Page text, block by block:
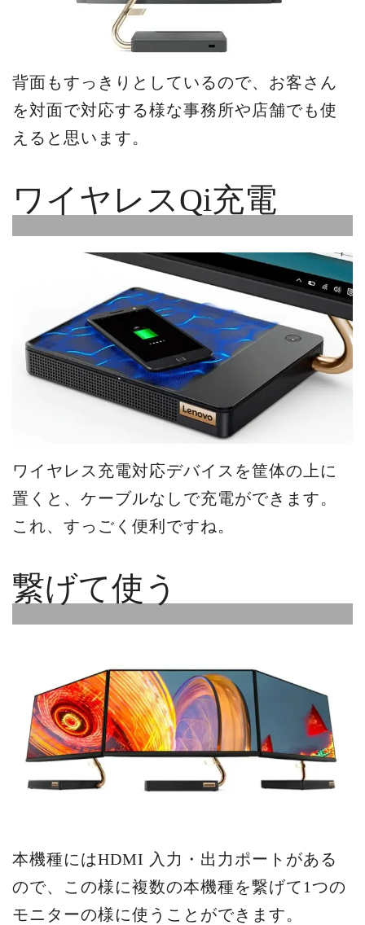
背面もすっきりとしているので、お客さん
を対面で対応する様な事務所や店舗でも使
えると思います。
ワイヤレスQi充電
ワイヤレス充電対応デバイスを筐体の上に
置くと、ケーブルなしで充電ができます。
これ、すっごく便利ですね。
繋げて使う
本機種にはHDMI 入力・出力ポートがある
ので、この様に複数の本機種を繋げて1つの
モニターの様に使うことができます。